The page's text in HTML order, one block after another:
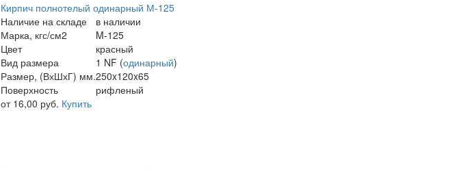
Кирпич полнотелый одинарный М-125
Наличие на складе
в наличии
Марка, кгс/см2
M-125
Цвет
красный
Вид размера
1 NF (одинарный)
Размер, (ВхШхГ) мм.250x120x65
Поверхность
рифленый
от 16,00 руб. Купить